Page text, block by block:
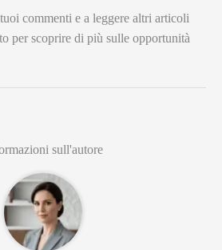
commenti e a leggere altri articoli
per scoprire di più sulle opportunità
sull'autore